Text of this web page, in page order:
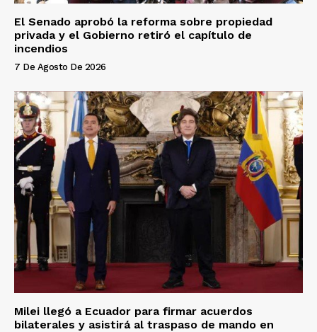
El Senado aprobó la reforma sobre propiedad
privada y el Gobierno retiró el capítulo de
incendios
7 De Agosto De 2026
Milei llegó a Ecuador para firmar acuerdos
bilaterales y asistirá al traspaso de mando en